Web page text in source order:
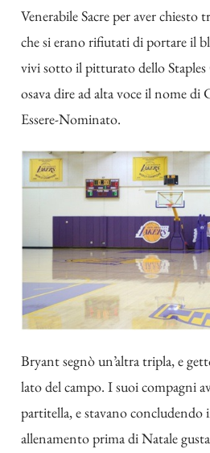
Venerabile Sacre per aver chiesto
che si erano rifiutati di portare il
vivi sotto il pitturato dello
osava dire ad alta voce il nome
Essere-Nominato.
Bryant segnò un’altra tripla, e
lato del campo. I suoi compagni
partitella, e stavano concludendo
allenamento prima di Natale